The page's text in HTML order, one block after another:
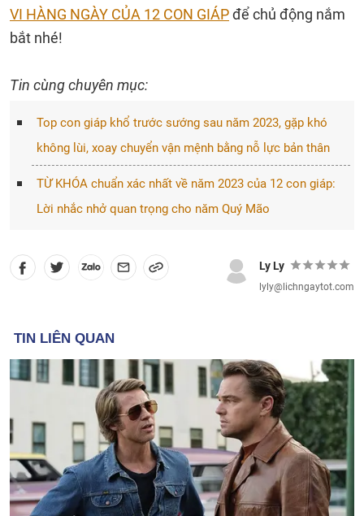
VI HÀNG NGÀY CỦA 12 CON GIÁPđể chủ động nắm
bắt nhé!
Tin cùng chuyên mục:
Top con giáp khổ trước sướng sau năm 2023, gặp khó
không lùi, xoay chuyển vận mệnh bằng nỗ lực bản thân
TỪ KHÓA chuẩn xác nhất về năm 2023 của 12 con giáp:
Lời nhắc nhở quan trọng cho năm Quý Mão
Ly Ly
lyly@lichngaytot.com